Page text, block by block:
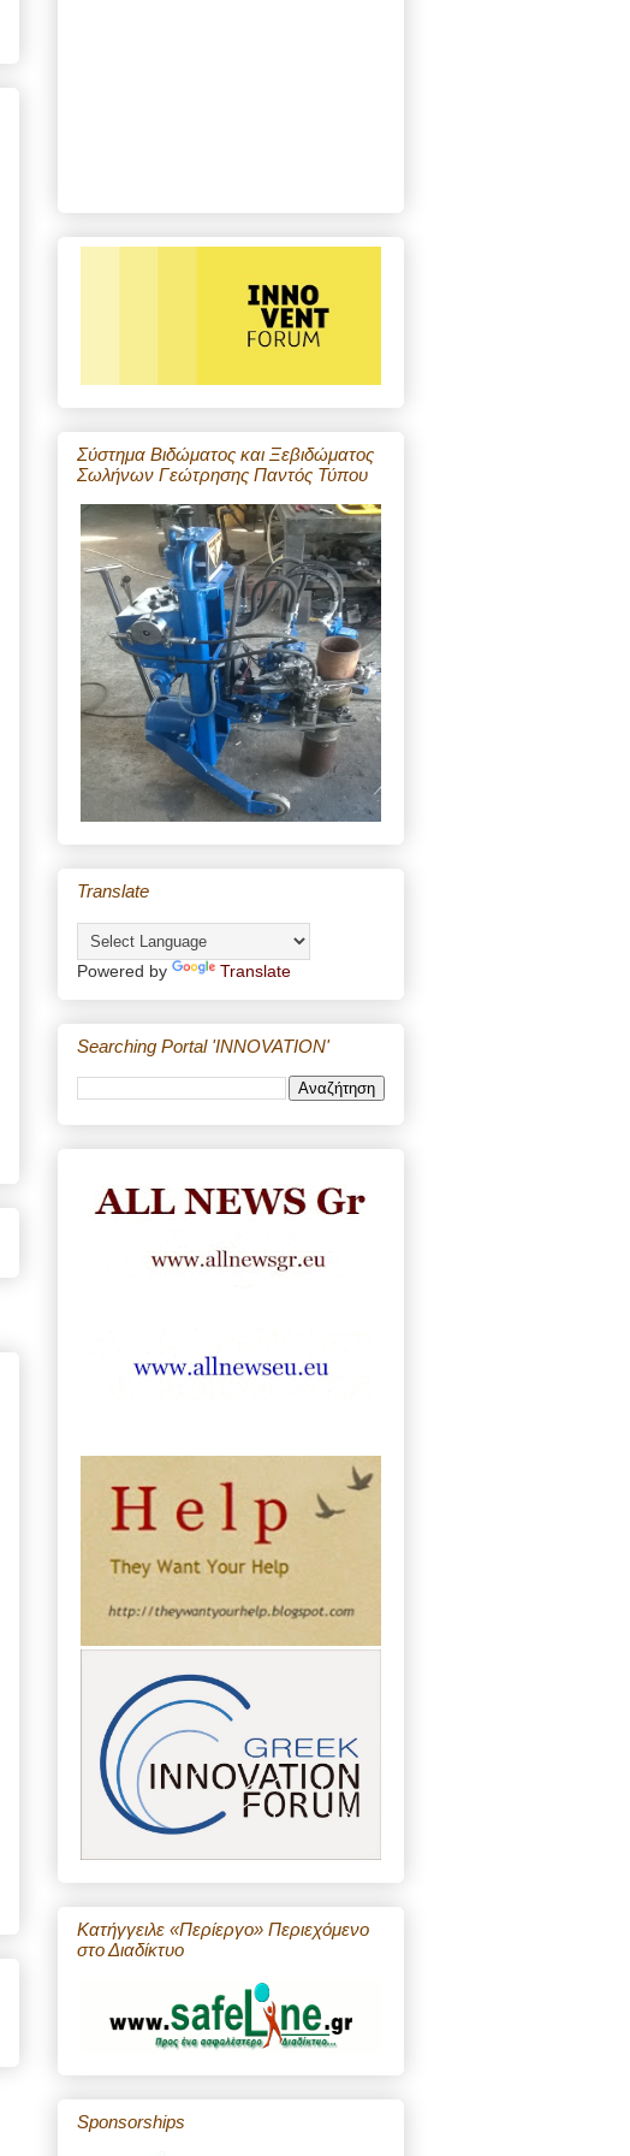
Σύστημα Βιδώματος και Ξεβιδώματος
Σωλήνων Γεώτρησης Παντός Τύπου
Translate
Powered by Translate
Searching Portal 'INNOVATION'
Κατήγγειλε «Περίεργο» Περιεχόμενο
στο Διαδίκτυο
Sponsorships